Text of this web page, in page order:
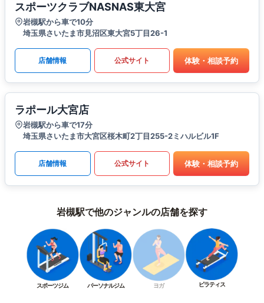
スポーツクラブNASNAS東大宮
岩槻駅から車で10分
埼玉県さいたま市見沼区東大宮5丁目26-1
店舗情報 公式サイト 体験・相談予約
ラポール大宮店
岩槻駅から車で17分
埼玉県さいたま市大宮区桜木町2丁目255-2ミハルビル1F
店舗情報 公式サイト 体験・相談予約
岩槻駅で他のジャンルの店舗を探す
スポーツジム パーソナルジム ヨガ ピラティス